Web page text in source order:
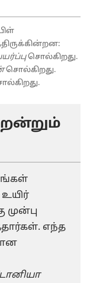
சொல்கிறது.
சொல்கிறது.
எந்த